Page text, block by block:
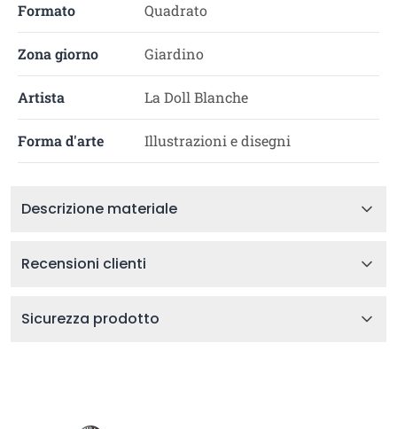
Formato Quadrato
Zona giorno Giardino
Artista La Doll Blanche
Forma d'arte Illustrazioni e disegni
Descrizione materiale
Recensioni clienti
Sicurezza prodotto